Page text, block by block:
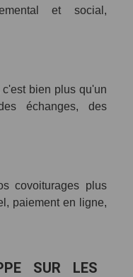
et social,
bien plus qu'un
échanges, des
covoiturages plus
paiement en ligne,
SUR LES